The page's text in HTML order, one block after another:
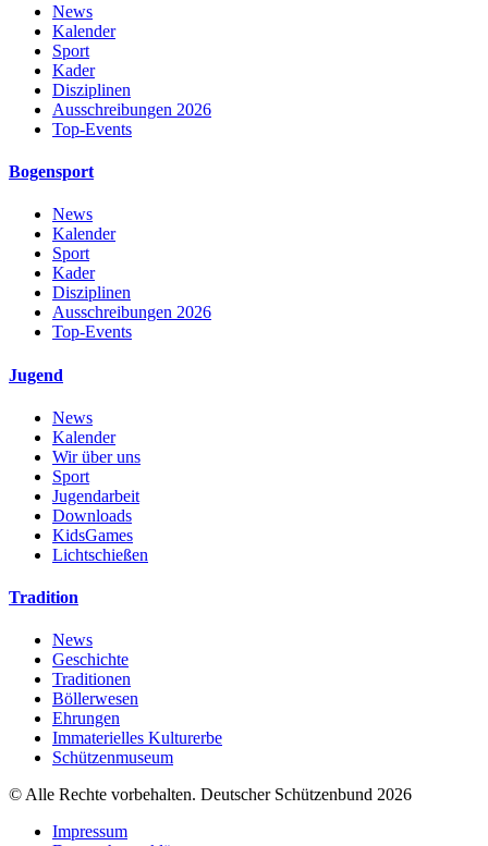
News
Kalender
Sport
Kader
Disziplinen
Ausschreibungen 2026
Top-Events
Bogensport
News
Kalender
Sport
Kader
Disziplinen
Ausschreibungen 2026
Top-Events
Jugend
News
Kalender
Wir über uns
Sport
Jugendarbeit
Downloads
KidsGames
Lichtschießen
Tradition
News
Geschichte
Traditionen
Böllerwesen
Ehrungen
Immaterielles Kulturerbe
Schützenmuseum
© Alle Rechte vorbehalten. Deutscher Schützenbund 2026
Impressum